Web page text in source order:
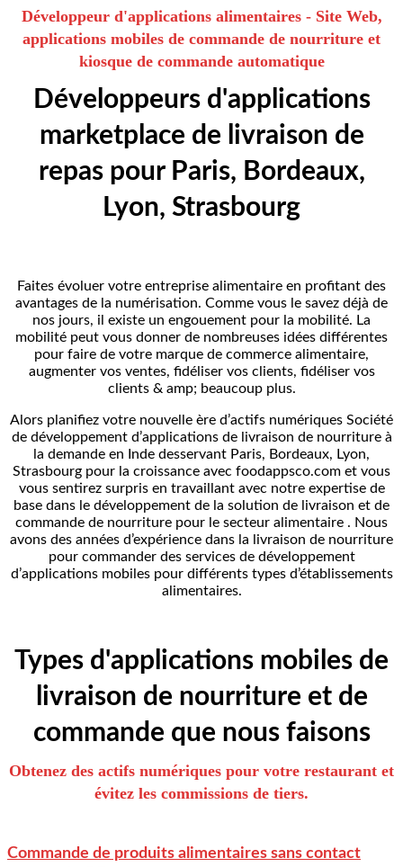
Développeur d'applications alimentaires - Site Web,
applications mobiles de commande de nourriture et
kiosque de commande automatique
Développeurs d'applications
marketplace de livraison de
repas pour Paris, Bordeaux,
Lyon, Strasbourg
Faites évoluer votre entreprise alimentaire en profitant des
avantages de la numérisation. Comme vous le savez déjà de
nos jours, il existe un engouement pour la mobilité. La
mobilité peut vous donner de nombreuses idées différentes
pour faire de votre marque de commerce alimentaire,
augmenter vos ventes, fidéliser vos clients, fidéliser vos
clients & amp; beaucoup plus.
Alors planifiez votre nouvelle ère d’actifs numériques Société
de développement d’applications de livraison de nourriture à
la demande en Inde desservant Paris, Bordeaux, Lyon,
Strasbourg pour la croissance avec foodappsco.com et vous
vous sentirez surpris en travaillant avec notre expertise de
base dans le développement de la solution de livraison et de
commande de nourriture pour le secteur alimentaire . Nous
avons des années d’expérience dans la livraison de nourriture
pour commander des services de développement
d’applications mobiles pour différents types d’établissements
alimentaires.
Types d'applications mobiles de
livraison de nourriture et de
commande que nous faisons
Obtenez des actifs numériques pour votre restaurant et
évitez les commissions de tiers.
Commande de produits alimentaires sans contact